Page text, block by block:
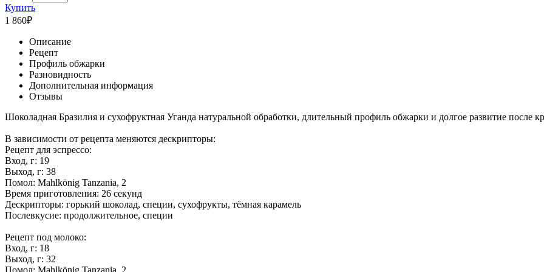
Купить
1 860₽
Описание
Рецепт
Профиль обжарки
Разновидность
Дополнительная информация
Отзывы
Шоколадная Бразилия и сухофруктная Уганда натуральной обработки, длительный профиль обжарки и долгое развитие после
В зависимости от рецепта меняются дескрипторы:
Рецепт для эспрессо:
Вход, г: 19
Выход, г: 38
Помол: Mahlkönig Tanzania, 2
Время приготовления: 26 секунд
Дескрипторы: горький шоколад, специи, сухофрукты, тёмная карамель
Послевкусие: продолжительное, специи
Рецепт под молоко:
Вход, г: 18
Выход, г: 32
Помол: Mahlkönig Tanzania, 2